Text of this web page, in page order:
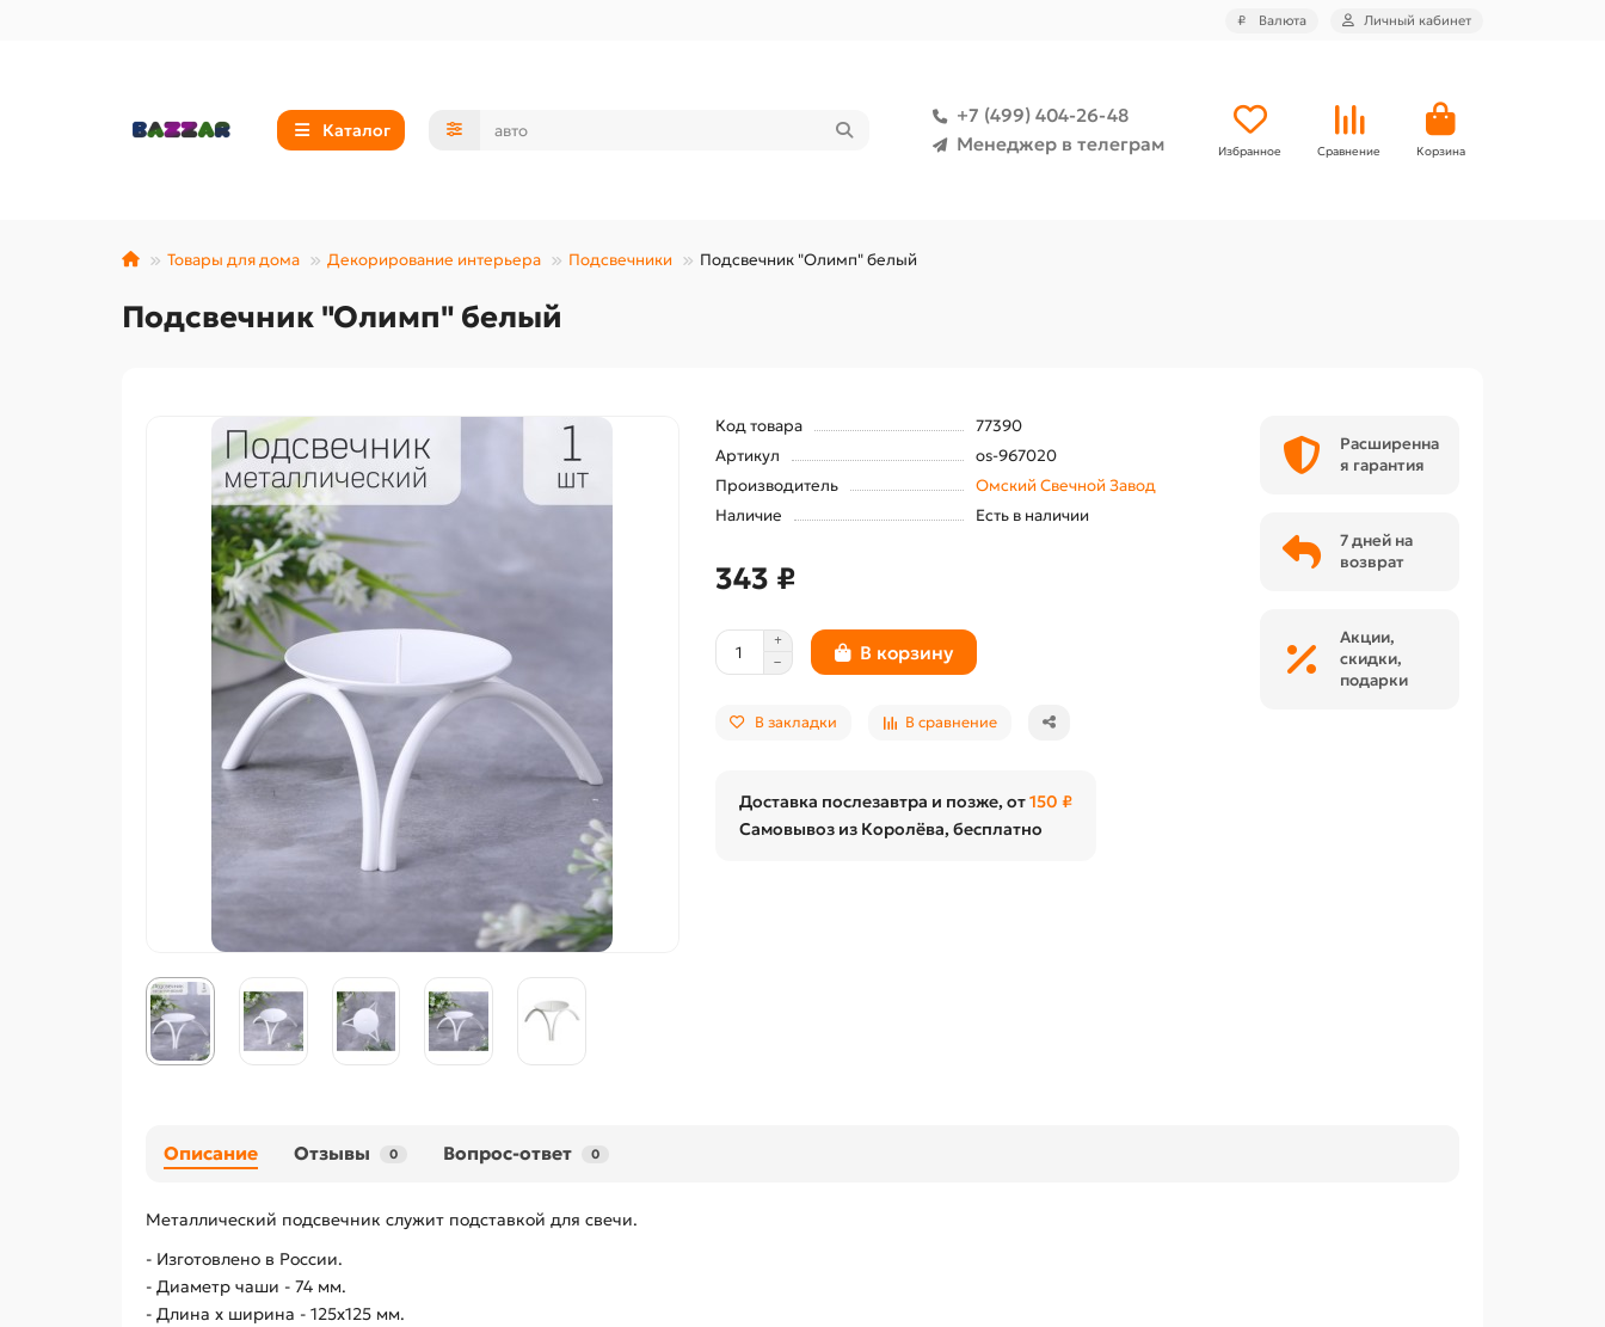
₽ Валюта Личный кабинет
Каталог
+7 (499) 404-26-48
Менеджер в телеграм
Избранное Сравнение Корзина
Товары для дома Декорирование интерьера Подсвечники Подсвечник "Олимп" белый
Подсвечник "Олимп" белый
Код товара
77390
Артикул
os-967020
Производитель
Омский Свечной Завод
Наличие
Есть в наличии
343 ₽
В корзину
В закладки В сравнение
Доставка послезавтра и позже, от150 ₽
Самовывоз из Королёва, бесплатно
Расширенна
я гарантия
7 дней на
возврат
Акции,
скидки,
подарки
Описание Отзывы 0 Вопрос-ответ 0
Металлический подсвечник служит подставкой для свечи.
- Изготовлено в России.
- Диаметр чаши - 74 мм.
- Длина х ширина - 125х125 мм.